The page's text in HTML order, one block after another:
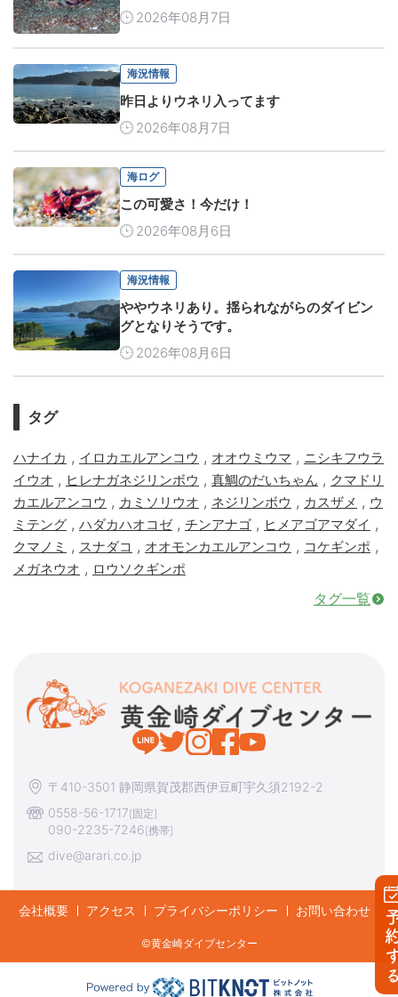
予
2026年08月7日
海況情報
昨日よりウネリ入ってます
2026年08月7日
海ログ
この可愛さ！今だけ！
2026年08月6日
海況情報
ややウネリあり。揺られながらのダイビン
グとなりそうです。
2026年08月6日
タグ
ハナイカ , イロカエルアンコウ , オオウミウマ , ニシキフウラ
イウオ , ヒレナガネジリンボウ , 真鯛のだいちゃん , クマドリ
カエルアンコウ , カミソリウオ , ネジリンボウ , カスザメ , ウ
ミテング , ハダカハオコゼ, チンアナゴ , ヒメアゴアマダイ ,
クマノミ , スナダコ , オオモンカエルアンコウ , コケギンポ ,
メガネウオ , ロウソクギンポ
タグ一覧
〒410-3501 静岡県賀茂郡西伊豆町宇久須2192-2
0558-56-1717[固定]
090-2235-7246[携帯]
dive@arari.co.jp
会社概要 アクセス プライバシーポリシー お問い合わせ
©︎黄金崎ダイブセンター